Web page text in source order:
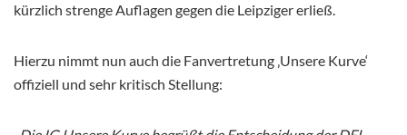
kürzlich strenge Auflagen gegen die Leipziger erließ.
Hierzu nimmt nun auch die Fanvertretung ‚Unsere Kurve‘
offiziell und sehr kritisch Stellung: